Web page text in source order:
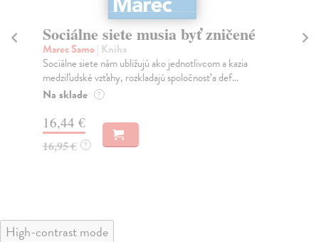
Sociálne siete musia byť zničené
Marec Samo| Kniha
Sociálne siete nám ubližujú ako jednotlivcom a kazia
medziľudské vzťahy, rozkladajú spoločnosť a def...
Na sklade ?
16,44 €
16,95 € ?
High-contrast mode